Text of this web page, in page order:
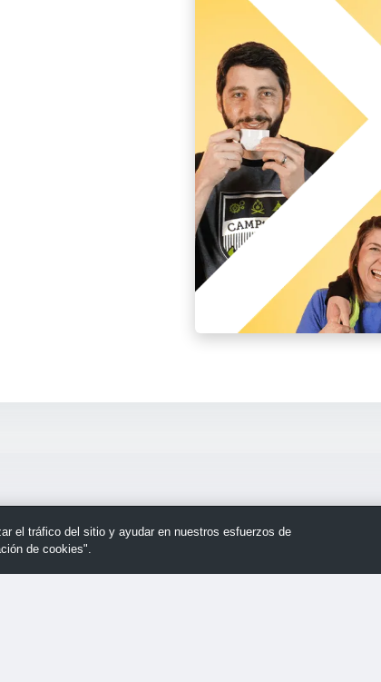
el tráfico del sitio y ayudar en nuestros esfuerzos de
de cookies".